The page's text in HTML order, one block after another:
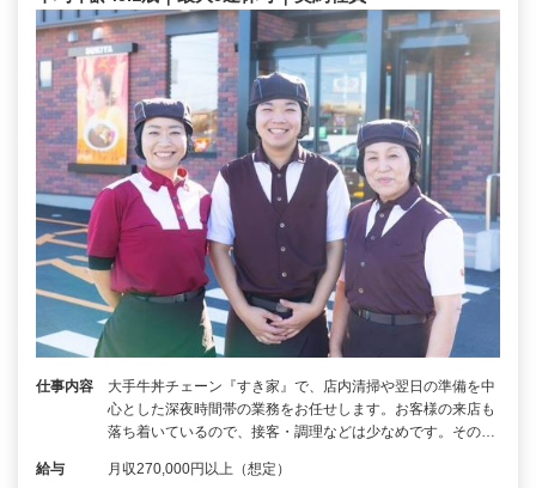
仕事内容
大手牛丼チェーン『すき家』で、店内清掃や翌日の準備を中
心とした深夜時間帯の業務をお任せします。お客様の来店も
落ち着いているので、接客・調理などは少なめです。その…
給与 月収270,000円以上（想定）